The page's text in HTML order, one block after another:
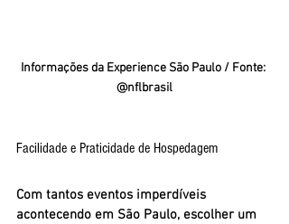
Informações da Experience São Paulo / Fonte:
@nflbrasil
Facilidade e Praticidade de Hospedagem
Com tantos eventos imperdíveis
acontecendo em São Paulo, escolher um